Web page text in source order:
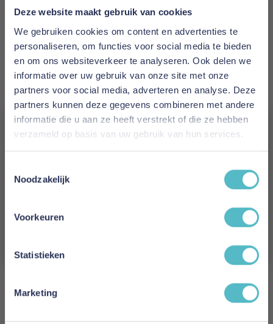
Deze website maakt gebruik van cookies
We gebruiken cookies om content en advertenties te
personaliseren, om functies voor social media te bieden
en om ons websiteverkeer te analyseren. Ook delen we
informatie over uw gebruik van onze site met onze
partners voor social media, adverteren en analyse. Deze
partners kunnen deze gegevens combineren met andere
informatie die u aan ze heeft verstrekt of die ze hebben
verzameld op basis van uw gebruik van hun services.
Noodzakelijk
Voorkeuren
Statistieken
Marketing
vormvast
Wasbaar:tot 60°C
Meer informatie
Merk
Brinkhaus
EAN
2 weken
Katoen Satijn
Warmteklasse
E-mail